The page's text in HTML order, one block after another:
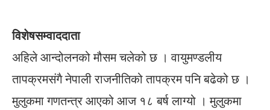
विशेषसम्वाददाता
अहिले आन्दोलनको मौसम चलेको छ । वायुमण्डलीय
तापक्रमसंगै नेपाली राजनीतिको तापक्रम पनि बढेको छ ।
मुलुकमा गणतन्त्र आएको आज १८ बर्ष लाग्यो । मुलुकमा